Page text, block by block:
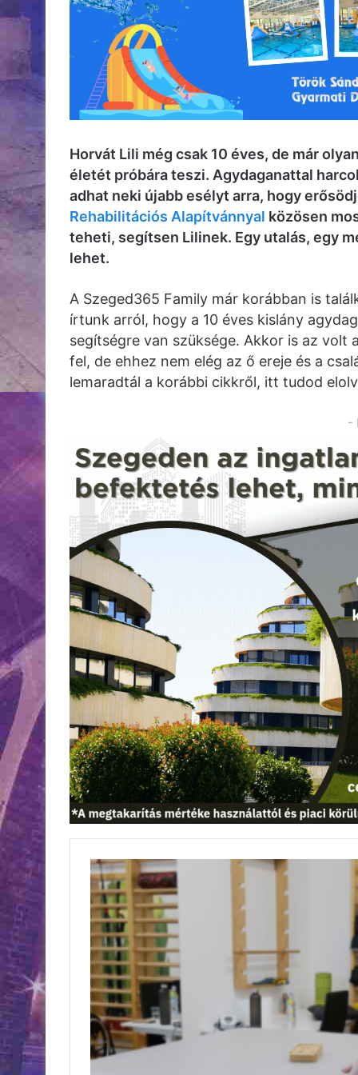
Horvát Lili még csak 10 éves, de már
életét próbára teszi. Agydaganattal
adhat neki újabb esélyt arra, hogy
Rehabilitációs Alapítvánnyal közösen
teheti, segítsen Lilinek. Egy utalás, egy
lehet.
A Szeged365 Family már korábban is
írtunk arról, hogy a 10 éves kislány
segítségre van szüksége. Akkor is az volt
fel, de ehhez nem elég az ő ereje és a
lemaradtál a korábbi cikkről, itt tudod
-